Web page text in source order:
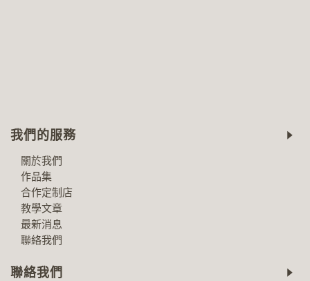
我們的服務
關於我們
作品集
合作定制店
教學文章
最新消息
聯絡我們
聯絡我們